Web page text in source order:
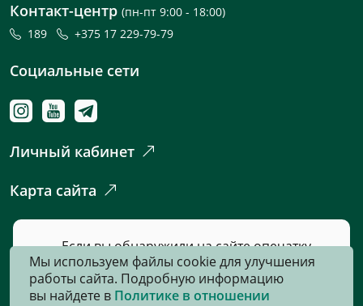
Контакт-центр (пн-пт 9:00 - 18:00)
189
+375 17 229-79-79
Социальные сети
Личный кабинет
Карта сайта
Если вы обнаружили на сайте опечатку
или неточность, пожалуйста, нажмите
сюдаи сообщите нам об этом.
Мы используем файлы cookie для улучшения
работы сайта. Подробную информацию
вы найдете в Политике в отношении